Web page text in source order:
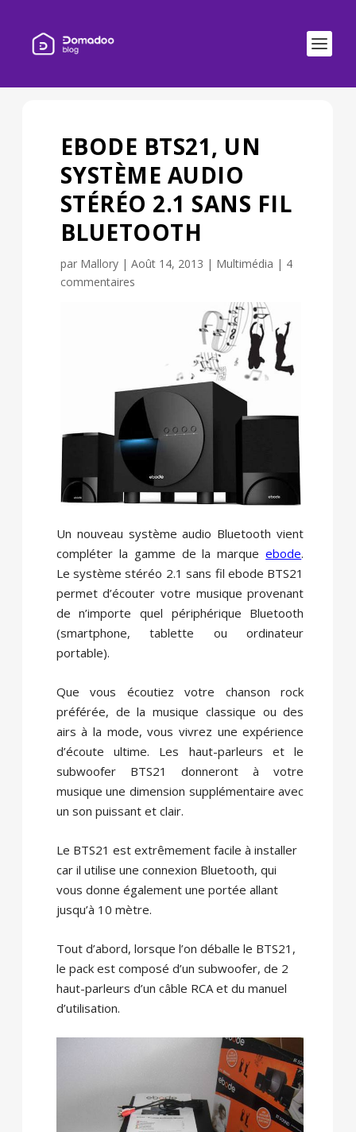
EBODE BTS21, UN
SYSTÈME AUDIO
STÉRÉO 2.1 SANS FIL
BLUETOOTH
par Mallory| Août 14, 2013 | Multimédia | 4
commentaires
Un nouveau système audio Bluetooth vient
compléter la gamme de la marqueebode.
Le système stéréo 2.1 sans fil ebode BTS21
permet d’écouter votre musique provenant
de n’importe quel périphérique Bluetooth
(smartphone, tablette ou ordinateur
portable).
Que vous écoutiez votre chanson rock
préférée, de la musique classique ou des
airs à la mode, vous vivrez une expérience
d’écoute ultime. Les haut-parleurs et le
subwoofer BTS21 donneront à votre
musique une dimension supplémentaire avec
un son puissant et clair.
Le BTS21 est extrêmement facile à installer
car il utilise une connexion Bluetooth, qui
vous donne également une portée allant
jusqu’à 10 mètre.
Tout d’abord, lorsque l’on déballe le BTS21,
le pack est composé d’un subwoofer, de 2
haut-parleurs d’un câble RCA et du manuel
d’utilisation.